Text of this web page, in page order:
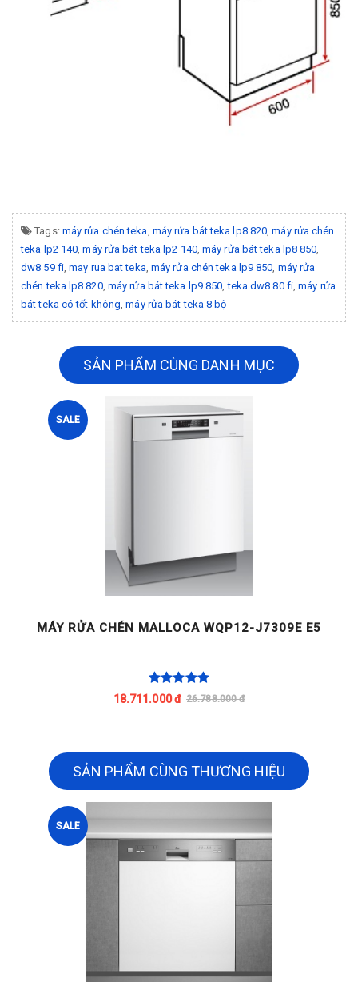
Tags: máy rửa chén teka, máy rửa bát teka lp8 820,máy rửa chén
teka lp2 140,máy rửa bát teka lp2 140,máy rửa bát teka lp8 850,
dw8 59 fi,may rua bat teka, máy rửa chén teka lp9 850, máy rửa
chén teka lp8 820, máy rửa bát teka lp9 850,teka dw8 80 fi,máy rửa
bát teka có tốt không,máy rửa bát teka 8 bộ
SẢN PHẨM CÙNG DANH MỤC
SALE
MÁY RỬA CHÉN MALLOCA WQP12-J7309E E5
18.711.000 đ 26.788.000 đ
SẢN PHẨM CÙNG THƯƠNG HIỆU
SALE